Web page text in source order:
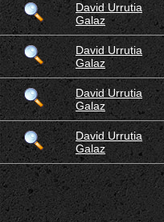
David Urrutia
Galaz
David Urrutia
Galaz
David Urrutia
Galaz
David Urrutia
Galaz